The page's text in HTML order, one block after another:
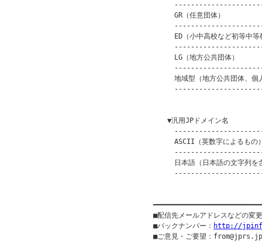
GR（任意団体）　　　　
ED（小中高校など初等中等
LG（地方公共団体）　　　
地域型（地方公共団体、個
▼汎用JPドメイン名
ASCII（英数字によるもの
日本語（日本語の文字列を
■配信先メールアドレスなどの変
■バックナンバー： http://
■ご意見・ご要望：from@jprs.jp